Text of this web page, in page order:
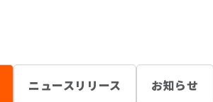
ニュースリリース お知らせ